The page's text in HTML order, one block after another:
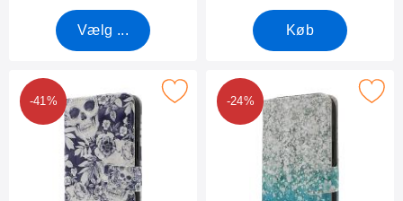
Vælg ... Køb
-41%
designwallet iPhone 12 Pro Max (6.7) som favorit
-24%
Marker designwallet iPhone 12